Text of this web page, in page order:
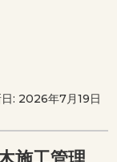
: 2026年7月19日
施工管理